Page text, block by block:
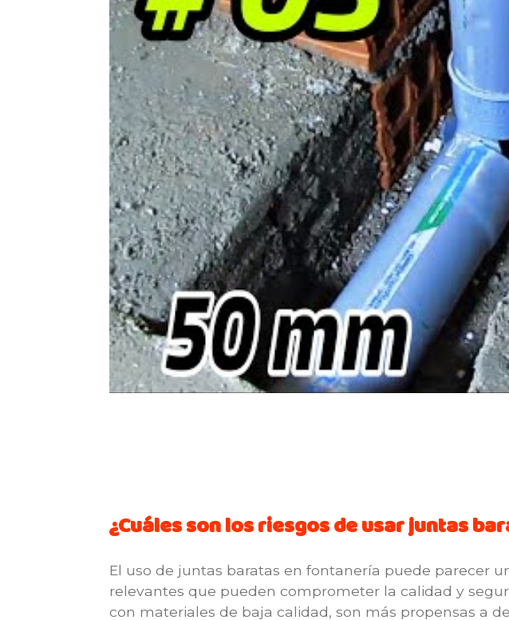
¿Cuáles son los riesgos de usar juntas
El uso de juntas baratas en fontanería puede parecer
relevantes que pueden comprometer la calidad y
con materiales de baja calidad, son más propensas a